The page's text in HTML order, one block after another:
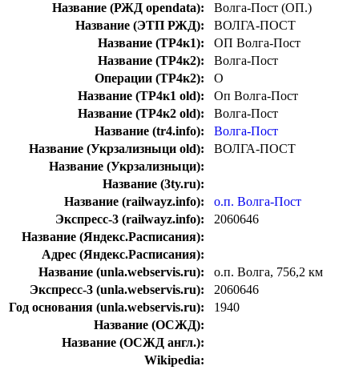
Название (РЖД opendata):
Волга-Пост (ОП.)
Название (ЭТП РЖД):
ВОЛГА-ПОСТ
Название (ТР4к1):
ОП Волга-Пост
Название (ТР4к2):
Волга-Пост
Операции (ТР4к2):
О
Название (ТР4к1 old):
Оп Волга-Пост
Название (ТР4к2 old):
Волга-Пост
Название (tr4.info):
Волга-Пост
Название (Укрзализныци old):
ВОЛГА-ПОСТ
Название (Укрзализныци):
Название (3ty.ru):
Название (railwayz.info):
о.п. Волга-Пост
Экспресс-3 (railwayz.info):
2060646
Название (Яндекс.Расписания):
Адрес (Яндекс.Расписания):
Название (unla.webservis.ru):
о.п. Волга, 756,2 км
Экспресс-3 (unla.webservis.ru):
2060646
Год основания (unla.webservis.ru):
1940
Название (ОСЖД):
Название (ОСЖД англ.):
Wikipedia: